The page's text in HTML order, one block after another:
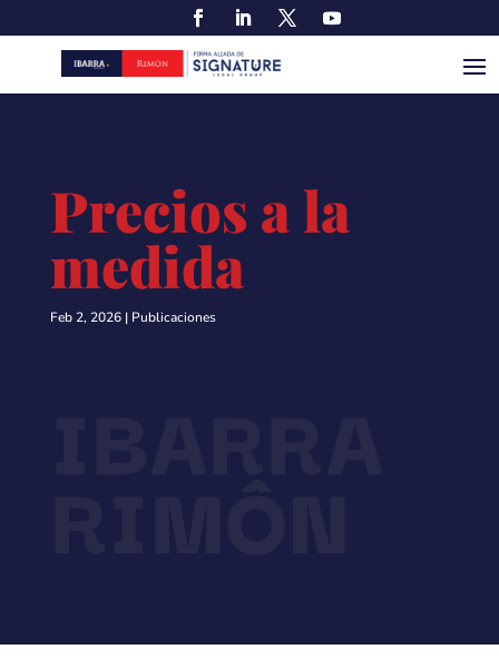
Precios a la
medida
Feb 2, 2026| Publicaciones